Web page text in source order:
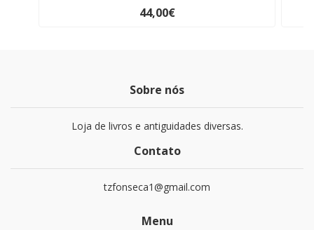
44,00€
Sobre nós
Loja de livros e antiguidades diversas.
Contato
tzfonseca1@gmail.com
Menu